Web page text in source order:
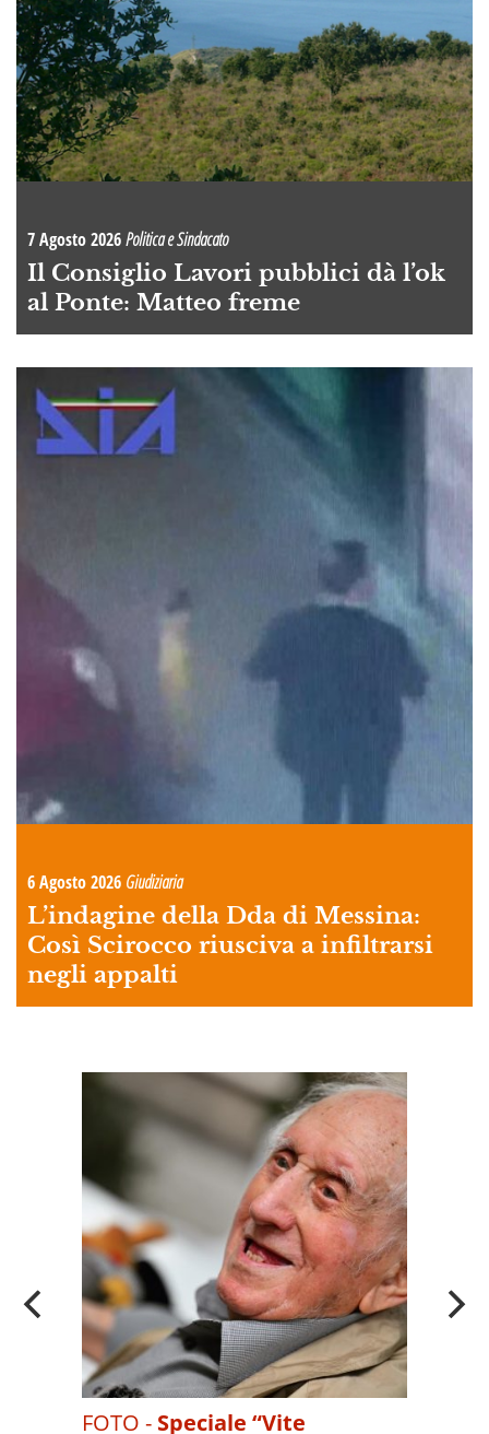
7 Agosto 2026Politica e Sindacato
Il Consiglio Lavori pubblici dà l’ok
al Ponte: Matteo freme
6 Agosto 2026 Giudiziaria
L’indagine della Dda di Messina:
Così Scirocco riusciva a infiltrarsi
negli appalti
FOTO - Speciale “Vite